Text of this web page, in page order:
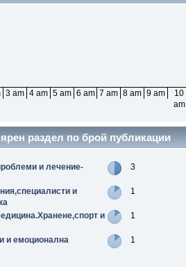
3 am 4 am 5 am 6 am 7 am 8 am 9 am
10
am
раздел по брой публикации
и лечение-
3
и
1
и
1
и емоционална
1